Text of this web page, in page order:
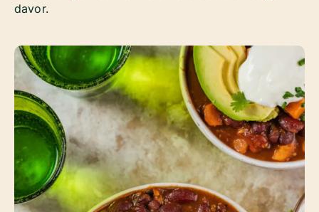
davor.